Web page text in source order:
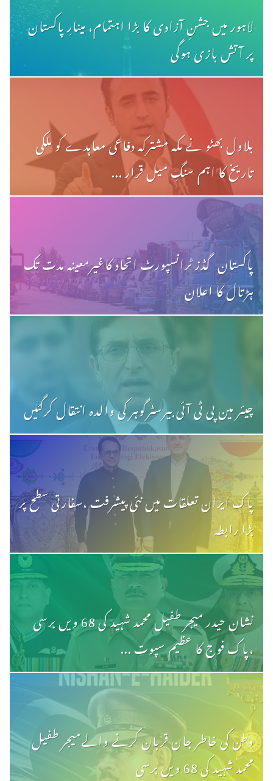
لاہور میں جشنِ آزادی کا بڑا اہتمام، مینارِ پاکستان
پر آتش بازی ہوگی
بلاول بھٹو نے مکہ مشترکہ دفاعی معاہدے کو ملکی
تاریخ کا اہم سنگِ میل قرار ...
پاکستان گڈز ٹرانسپورٹ اتحاد کاغیرمعینہ مدت تک
ہڑتال کا اعلان
چیئر مین پی ٹی آئی بیرسٹرگوہر کی والدہ انتقال کرگئیں
پاک ایران تعلقات میں نئی پیشرفت ،سفارتی سطح پر
بڑا رابطہ
نشان حیدر میجر طفیل محمد شہید کی 68 ویں برسی
،پاک فوج کا عظیم سپوت ...
وطن کی خاطر جان قربان کرنے والےمیجر طفیل
محمد شہید کی 68 ویں برسی